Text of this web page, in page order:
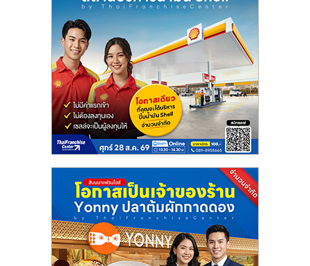
ไชส์
ขาย
แฟ
ไชส์
แฟ